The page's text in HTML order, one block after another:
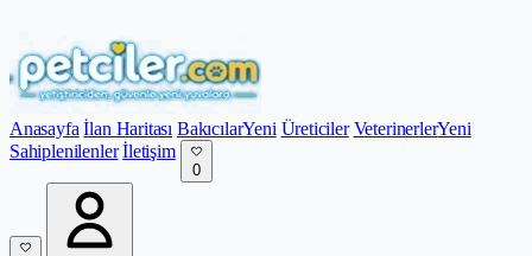
Anasayfa İlan Haritası BakıcılarYeni Üreticiler VeterinerlerYeni
Sahiplenilenler İletişim
0